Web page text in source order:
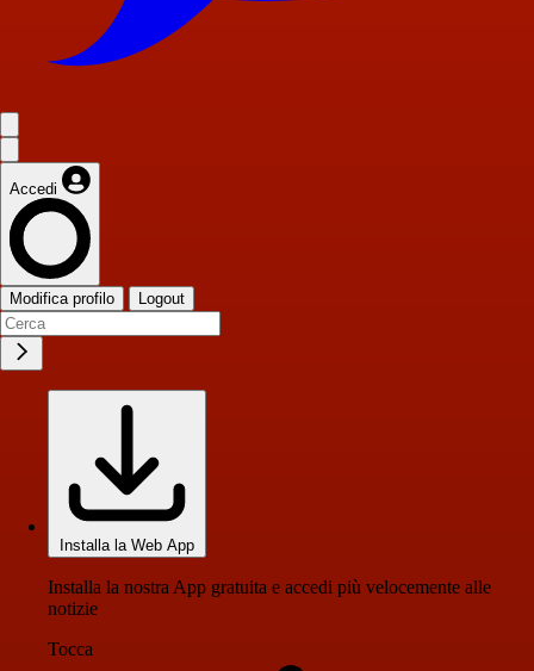
Accedi
Modifica profilo Logout
Installa la Web App
Installa la nostra App gratuita e accedi più velocemente alle
notizie
Tocca